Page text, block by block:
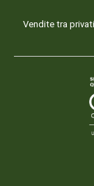
Vendite tra